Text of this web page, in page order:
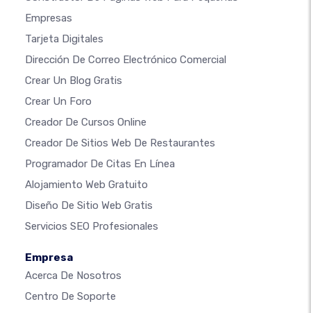
Empresas
Tarjeta Digitales
Dirección De Correo Electrónico Comercial
Crear Un Blog Gratis
Crear Un Foro
Creador De Cursos Online
Creador De Sitios Web De Restaurantes
Programador De Citas En Línea
Alojamiento Web Gratuito
Diseño De Sitio Web Gratis
Servicios SEO Profesionales
Empresa
Acerca De Nosotros
Centro De Soporte